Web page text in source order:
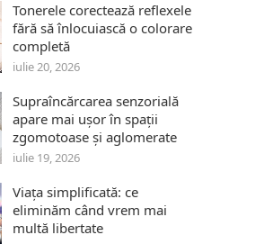
Tonerele corectează reflexele
fără să înlocuiască o colorare
completă
iulie 20, 2026
Supraîncărcarea senzorială
apare mai ușor în spații
zgomotoase și aglomerate
iulie 19, 2026
Viața simplificată: ce
eliminăm când vrem mai
multă libertate